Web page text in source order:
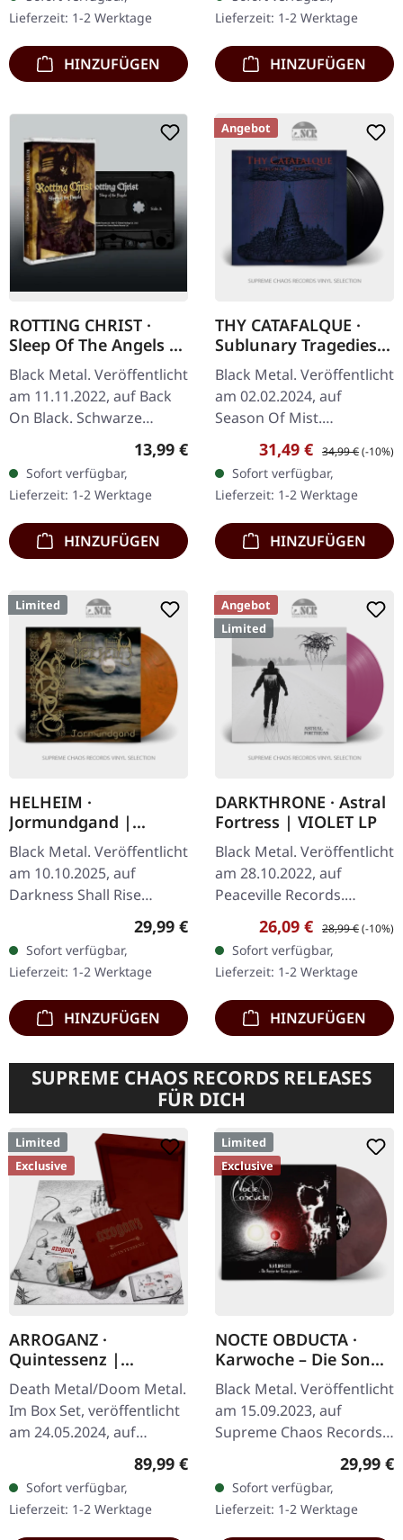
Card. Limitiert auf 300
Exemplare.…
Lieferzeit: 1-2 Werktage
HINZUFÜGEN
Again A3 Undone A4
Tragedy of Pointless…
Lieferzeit: 1-2 Werktage
HINZUFÜGEN
ROTTING CHRIST ·
Sleep Of The Angels |
BLACK TAPE
Black Metal. Veröffentlicht
am 11.11.2022, auf Back
On Black. Schwarze
Musik-Kassette. Diese
eindringliche Sammlung
der griechischen Black…
Regulärer Preis:
13,99 €
Sofort verfügbar,
Lieferzeit: 1-2 Werktage
HINZUFÜGEN
Angebot
THY CATAFALQUE ·
Sublunary Tragedies |
BLACK 2LP
Black Metal. Veröffentlicht
am 02.02.2024, auf
Season Of Mist.
Schwarzes Doppel-Vinyl
im Gatefold-Cover. Bevor
Tamás Kátai mit Thy
Catafalque zu…
Verkaufspreis:
31,49 € Regulärer Preis:
34,99 €(-10%)
Sofort verfügbar,
Lieferzeit: 1-2 Werktage
HINZUFÜGEN
Limited
HELHEIM ·
Jormundgand |
ORANGE/BLACK
MARBLED LP
Black Metal. Veröffentlicht
am 10.10.2025, auf
Darkness Shall Rise
marmoriertes Vinyl mit
24-seitigem Booklet und
A2…
Regulärer Preis:
29,99 €
Sofort verfügbar,
Lieferzeit: 1-2 Werktage
HINZUFÜGEN
Angebot
Limited
DARKTHRONE · Astral
Fortress | VIOLET LP
Black Metal. Veröffentlicht
am 28.10.2022, auf
Peaceville Records.
Violettes Vinyl mit
Textblatt. Limitiert auf
1000 Exemplare. Die
norwegischen…
Verkaufspreis:
26,09 € Regulärer Preis:
28,99 €(-10%)
Sofort verfügbar,
Lieferzeit: 1-2 Werktage
HINZUFÜGEN
SUPREME CHAOS RECORDS RELEASES
FÜR DICH
Limited
Exclusive
ARROGANZ ·
Quintessenz |
WOODEN BOX SET
Death Metal/Doom Metal.
Im Box Set, veröffentlicht
am 24.05.2024, auf
Supreme Chaos Records.
handgearbeitete Holzbox
mit graviertem…
Regulärer Preis:
89,99 €
Sofort verfügbar,
Lieferzeit: 1-2 Werktage
Limited
Exclusive
NOCTE OBDUCTA ·
Karwoche – Die Sonne
der Toten pulsiert |
CLEAR/RED MARBLED
LP
Black Metal. Veröffentlicht
am 15.09.2023, auf
Supreme Chaos Records.
Clear/Rot/Weiß/Schwarz
marmoriertes Vinyl im
Gatefold-Cover mit Insert,
29,99 €
Sofort verfügbar,
Lieferzeit: 1-2 Werktage